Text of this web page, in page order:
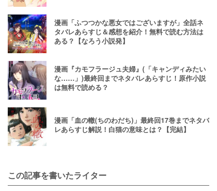
漫画「ふつつかな悪女ではございますが」全話ネ
タバレあらすじ＆感想を紹介！無料で読む方法は
ある？【なろう小説発】
漫画『カモフラージュ夫婦』(「キャンディみたい
な……」)最終回までネタバレあらすじ！原作小説
は無料で読める？
漫画「血の轍(ちのわだち)」最終回17巻までネタバ
レあらすじ解説！白猫の意味とは？【完結】
この記事を書いたライター